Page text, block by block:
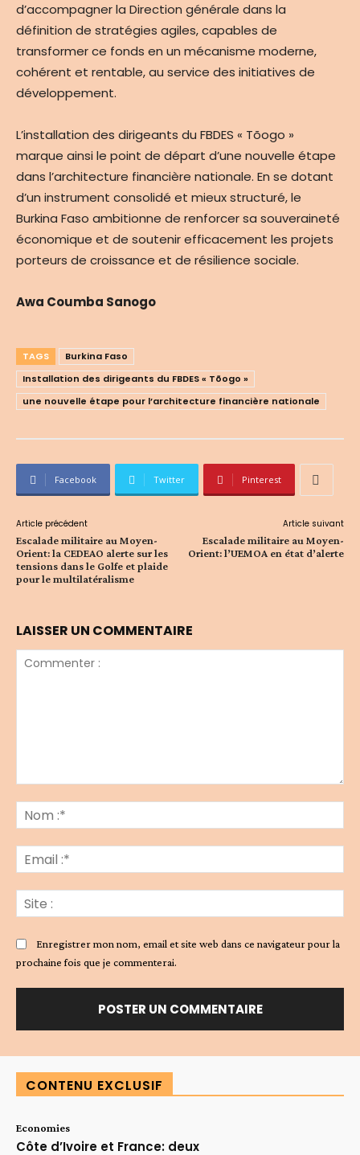
d’accompagner la Direction générale dans la
définition de stratégies agiles, capables de
transformer ce fonds en un mécanisme moderne,
cohérent et rentable, au service des initiatives de
développement.
L’installation des dirigeants du FBDES « Tõogo »
marque ainsi le point de départ d’une nouvelle étape
dans l’architecture financière nationale. En se dotant
d’un instrument consolidé et mieux structuré, le
Burkina Faso ambitionne de renforcer sa souveraineté
économique et de soutenir efficacement les projets
porteurs de croissance et de résilience sociale.
Awa Coumba Sanogo
TAGS
Burkina Faso
Installation des dirigeants du FBDES « Tõogo »
une nouvelle étape pour l’architecture financière nationale
Facebook Twitter Pinterest
Article précédent
Escalade militaire au Moyen-
Orient: la CEDEAO alerte sur les
tensions dans le Golfe et plaide
pour le multilatéralisme
Article suivant
Escalade militaire au Moyen-
Orient: l’UEMOA en état d’alerte
LAISSER UN COMMENTAIRE
:*
:*
:
Enregistrer mon nom, email et site web dans ce navigateur pour la
prochaine fois que je commenterai.
CONTENU EXCLUSIF
Economies
Côte d’Ivoire et France: deux